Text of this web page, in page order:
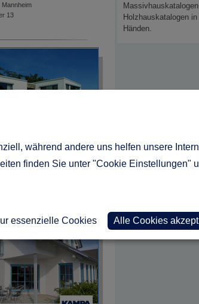
13
Holzhauskatalogen in
Händen.
während andere uns helfen unsere
finden Sie unter "Cookie Einstellungen"
essenzielle Cookies Alle Cookies